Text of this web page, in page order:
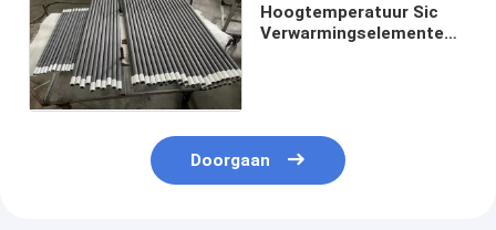
Hoogtemperatuur Sic
Verwarmingselementen,
Doorgaan